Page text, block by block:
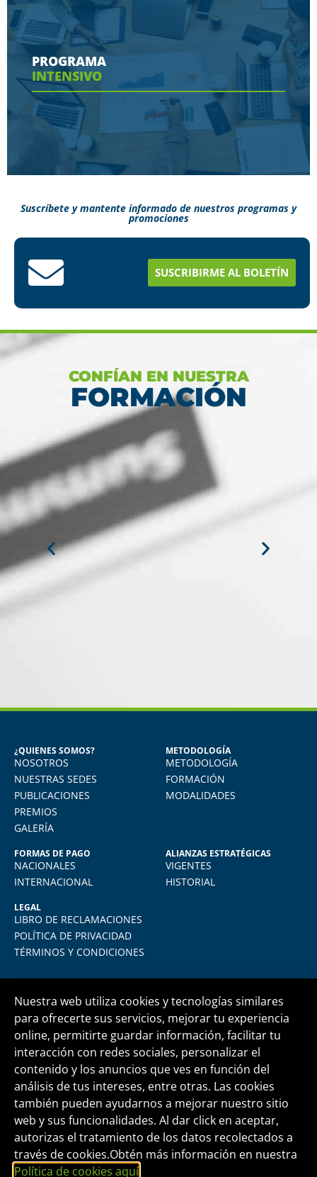
Conoce aquí las herramientas con las que
contaras en tu programa
Ver más
PROGRAMA
INTENSIVO
estudios en menos tiempo
Suscríbete y mantente informado de nuestros programas y
promociones
SUSCRIBIRME AL BOLETÍN
CONFÍAN EN NUESTRA
FORMACIÓN
GÓNGORA
Vivo en Arequipa y llevé el diploma con
total comodidad desde mi casa. La
plataforma virtual de FIDE es muy intuitiva
y muy amigable. La enseñanza virtual es
¿QUIENES SOMOS?
NOSOTROS
NUESTRAS SEDES
PUBLICACIONES
PREMIOS
GALERÍA
METODOLOGÍA
METODOLOGÍA
FORMACIÓN
MODALIDADES
FORMAS DE PAGO
NACIONALES
INTERNACIONAL
ALIANZAS ESTRATÉGICAS
VIGENTES
HISTORIAL
LEGAL
LIBRO DE RECLAMACIONES
POLÍTICA DE PRIVACIDAD
TÉRMINOS Y CONDICIONES
Central telefónica+51 1 500 6133
informes@fide.edu.pe
Edificio T-Tower Of. 2004 | Av. Rivera Navarrete
395 - San Isidro
Nuestra web utiliza cookies y tecnologías similares
para ofrecerte sus servicios, mejorar tu experiencia
online, permitirte guardar información, facilitar tu
interacción con redes sociales, personalizar el
contenido y los anuncios que ves en función del
análisis de tus intereses, entre otras. Las cookies
también pueden ayudarnos a mejorar nuestro sitio
web y sus funcionalidades. Al dar click en aceptar,
autorizas el tratamiento de los datos recolectados a
través de cookies.Obtén más información en nuestra
Política de cookies aquí